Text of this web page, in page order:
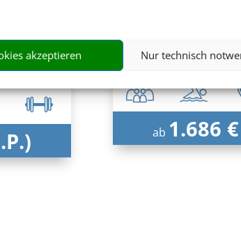
akzeptieren Nur technisch
at
ab 1.686